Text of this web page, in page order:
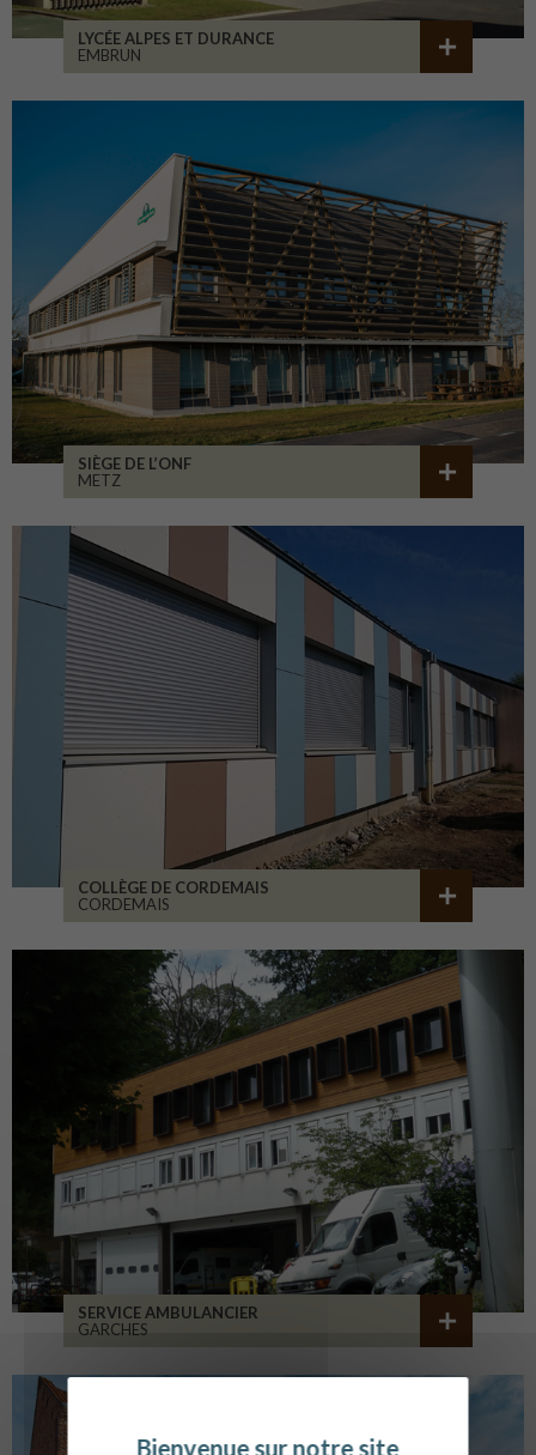
LYCÉE ALPES ET DURANCE
EMBRUN
SIÈGE DE L’ONF
METZ
COLLÈGE DE CORDEMAIS
CORDEMAIS
SERVICE AMBULANCIER
GARCHES